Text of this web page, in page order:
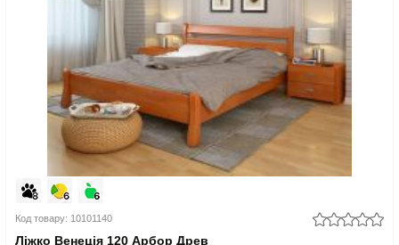
Код товару: 10101140
Ліжко Венеція 120 Арбор Древ